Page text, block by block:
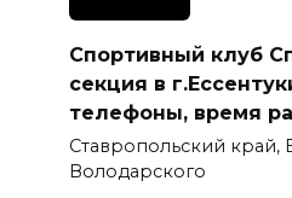
Спортивный клуб
секция в
телефоны, время
Ставропольский край,
Володарского